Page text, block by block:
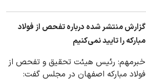
گزارش منتشر شده درباره تفحص از فولاد
مبارکه را تایید نمی‌کنیم
خبرمهم: رئیس هیئت تحقیق و تفحص از
فولاد مبارکه اصفهان در مجلس گفت: